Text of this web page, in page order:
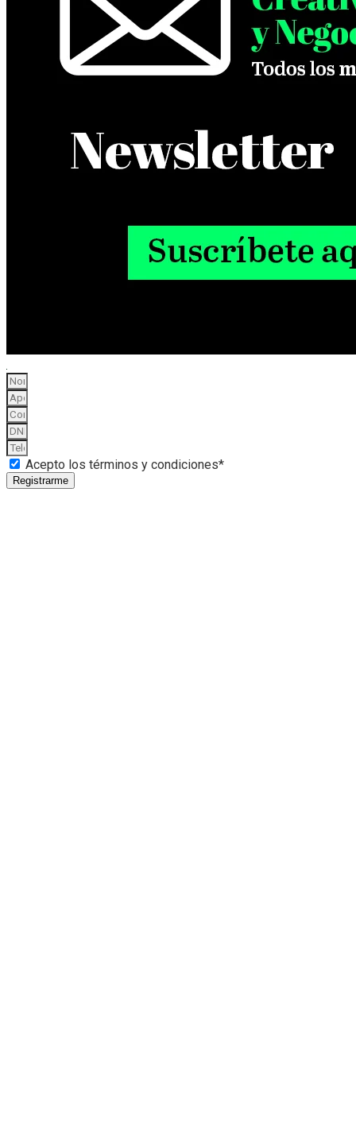
Acepto los términos y condiciones*
Registrarme